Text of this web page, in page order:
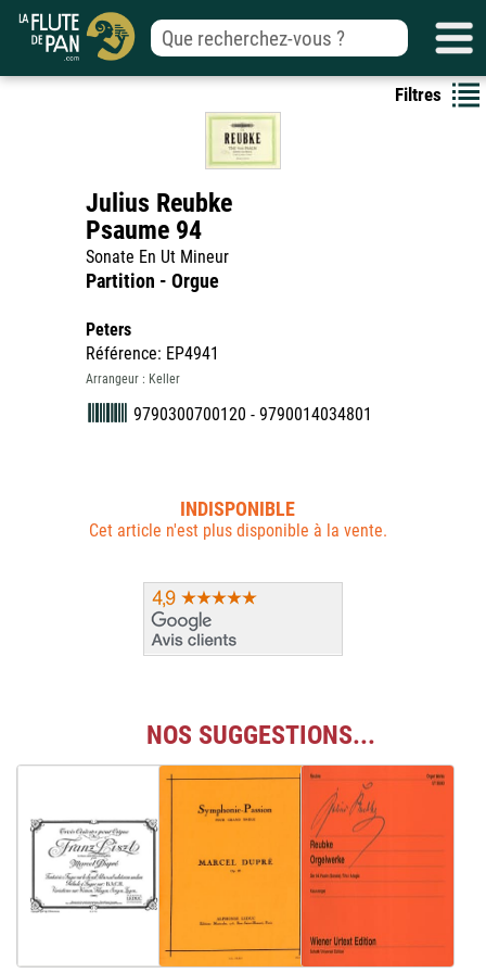
Filtres
Julius Reubke
Psaume 94
Sonate En Ut Mineur
Partition - Orgue
Peters
Référence: EP4941
Arrangeur : Keller
9790300700120 - 9790014034801
INDISPONIBLE
Cet article n'est plus disponible à la vente.
NOS SUGGESTIONS...